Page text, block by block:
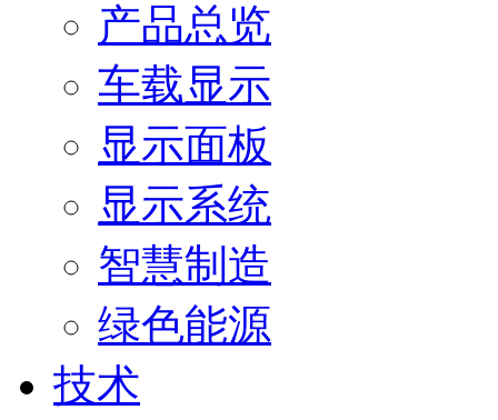
产品总览
车载显示
显示面板
显示系统
智慧制造
绿色能源
技术